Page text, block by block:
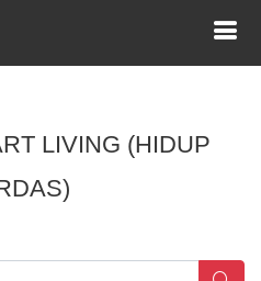
LIVING (HIDUP